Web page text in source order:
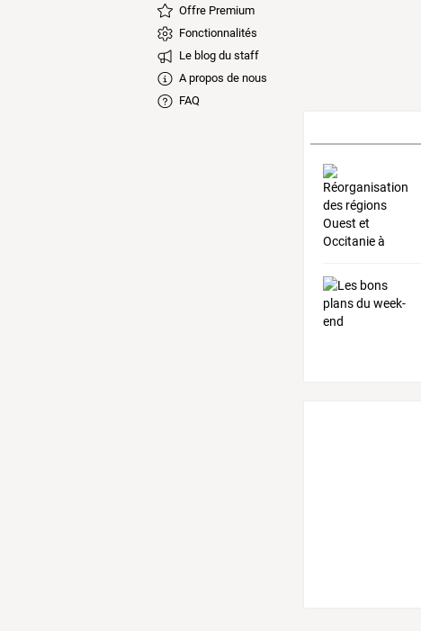
Offre Premium
Fonctionnalités
Le blog du staff
A propos de nous
FAQ